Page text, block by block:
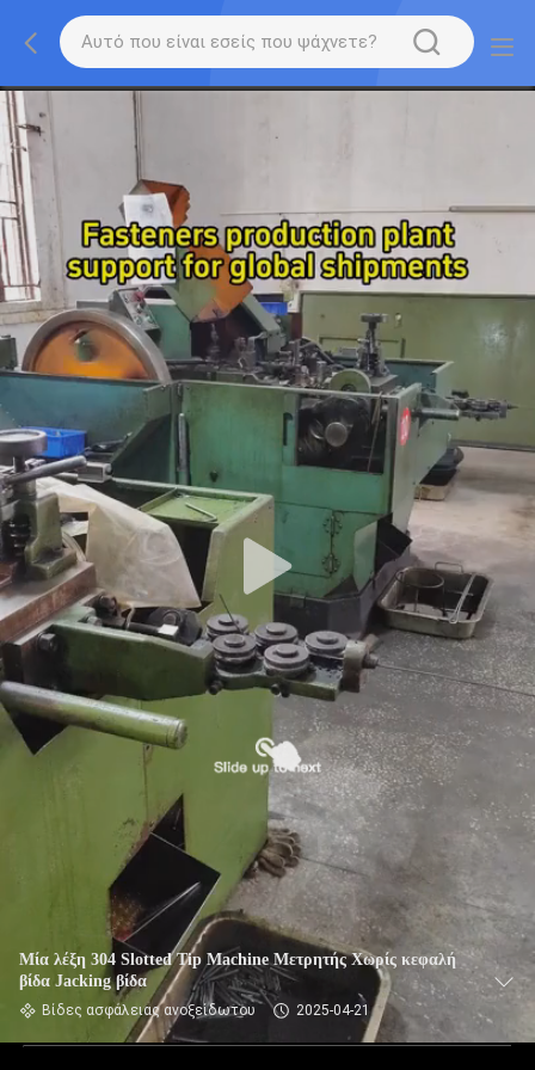
Μία λέξη 304 Slotted Tip Machine Μετρητής Χωρίς κεφαλή
βίδα Jacking βίδα
Βίδες ασφάλειας ανοξείδωτου 2025-04-21